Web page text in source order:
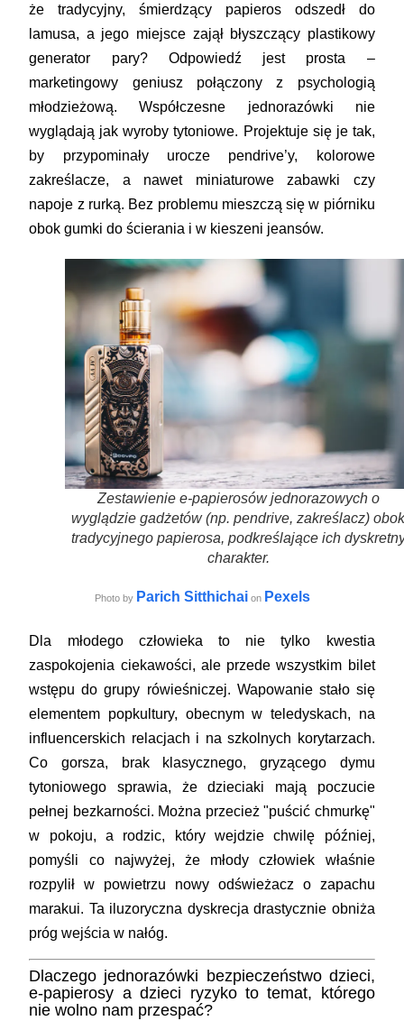
że tradycyjny, śmierdzący papieros odszedł do
lamusa, a jego miejsce zajął błyszczący plastikowy
generator pary? Odpowiedź jest prosta –
marketingowy geniusz połączony z psychologią
młodzieżową. Współczesne jednorazówki nie
wyglądają jak wyroby tytoniowe. Projektuje się je tak,
by przypominały urocze pendrive’y, kolorowe
zakreślacze, a nawet miniaturowe zabawki czy
napoje z rurką. Bez problemu mieszczą się w piórniku
obok gumki do ścierania i w kieszeni jeansów.
Zestawienie e-papierosów jednorazowych o
wyglądzie gadżetów (np. pendrive, zakreślacz) obok
tradycyjnego papierosa, podkreślające ich
charakter.
Photo by Parich Sitthichai on Pexels
Dla młodego człowieka to nie tylko kwestia
zaspokojenia ciekawości, ale przede wszystkim bilet
wstępu do grupy rówieśniczej. Wapowanie stało się
elementem popkultury, obecnym w teledyskach, na
influencerskich relacjach i na szkolnych korytarzach.
Co gorsza, brak klasycznego, gryzącego dymu
tytoniowego sprawia, że dzieciaki mają poczucie
pełnej bezkarności. Można przecież "puścić chmurkę"
w pokoju, a rodzic, który wejdzie chwilę później,
pomyśli co najwyżej, że młody człowiek właśnie
rozpylił w powietrzu nowy odświeżacz o zapachu
marakui. Ta iluzoryczna dyskrecja drastycznie obniża
próg wejścia w nałóg.
Dlaczego jednorazówki bezpieczeństwo dzieci,
e-papierosy a dzieci ryzyko to temat, którego
nie wolno nam przespać?